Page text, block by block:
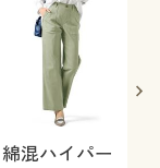
綿混ハイパー